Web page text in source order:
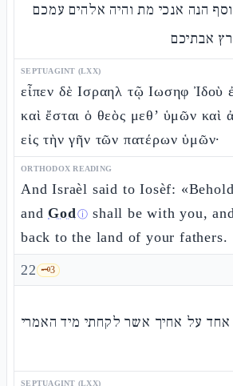
הנה אנכי מת והיה אלהים עמכם
אבתיכם
SEPTUAGINT (LXX)
εἶπεν δὲ Ισραηλ τῷ Ιωσηφ Ἰδοὺ
καὶ ἔσται ὁ θεὸς μεθ’ ὑμῶν καὶ
εἰς τὴν γῆν τῶν πατέρων ὑμῶν·
ORTHODOX READING
And Israèl said to Iosèf:
and Godⓘ shall be with you,
back to the land of your fathers.
22 🗝️3
אחד על אחיך אשר לקחתי מיד האמרי
SEPTUAGINT (LXX)